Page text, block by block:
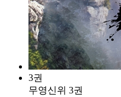
3권
무영신위 3권